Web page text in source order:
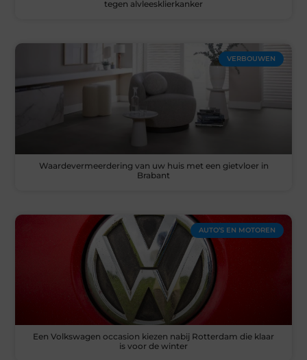
tegen alvleesklierkanker
VERBOUWEN
Waardevermeerdering van uw huis met een gietvloer in
Brabant
AUTO’S EN MOTOREN
Een Volkswagen occasion kiezen nabij Rotterdam die klaar
is voor de winter